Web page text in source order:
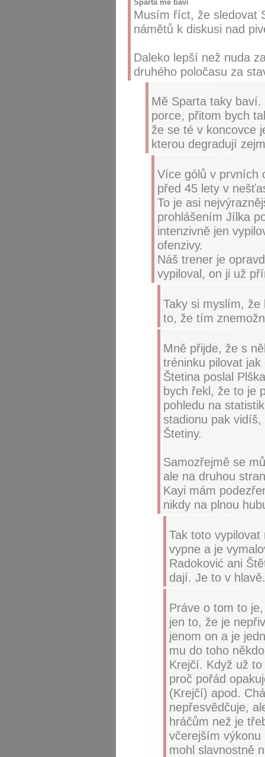
Sparta mě baví
Musím říct, že sledovat
námětů k diskusi nad
Daleko lepší než nuda
druhého poločasu za
Mě Sparta taky
porce, přitom bych
že se té v koncovce
kterou degradují
Více gólů v prvních
před 45 lety v
To je asi
prohlášením Jílka
intenzivně jen
ofenzivy.
Náš trener je
vypiloval, on ji už
Taky si myslím, že
to, že tím
Mně přijde, že s
tréninku pilovat
Štetina poslal
bych řekl, že to je
pohledu na
stadionu pak
Štetiny.
Samozřejmě se
ale na druhou
Kayi mám
nikdy na plnou
Tak toto
vypne a je
Radoković ani
dají. Je to v
Práve o tom to
jen to, že je
jenom on a je
mu do toho
Krejčí. Když už
proč pořád
(Krejčí) apod.
nepřesvědčuje,
hráčům než je
včerejším
mohl slavnostně